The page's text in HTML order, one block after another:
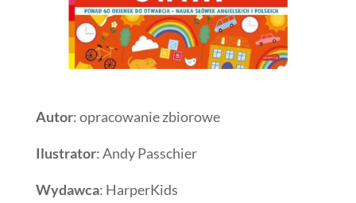
Autor: opracowanie zbiorowe
Ilustrator: Andy Passchier
Wydawca: HarperKids